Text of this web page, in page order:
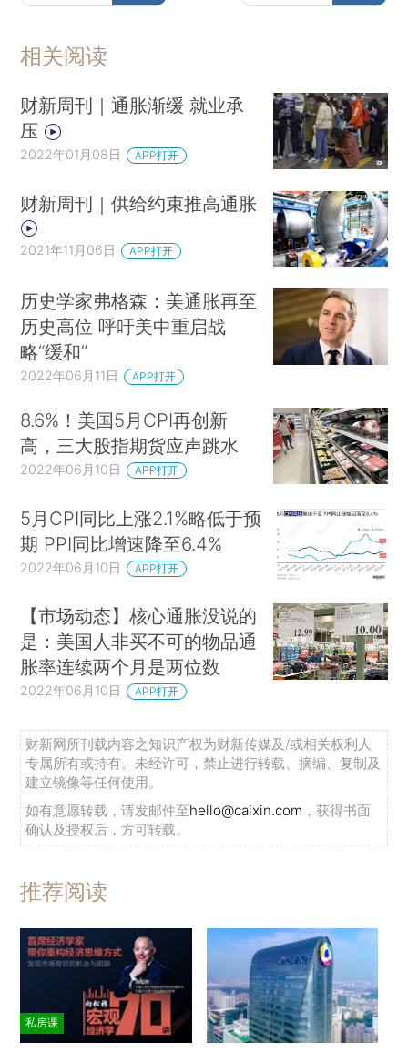
相关阅读
财新周刊｜通胀渐缓 就业承
压
2022年01月08日 APP打开
财新周刊｜供给约束推高通胀
2021年11月06日 APP打开
历史学家弗格森：美通胀再至
历史高位 呼吁美中重启战
略“缓和”
2022年06月11日 APP打开
8.6%！美国5月CPI再创新
高，三大股指期货应声跳水
2022年06月10日 APP打开
5月CPI同比上涨2.1%略低于预
期 PPI同比增速降至6.4%
2022年06月10日 APP打开
【市场动态】核心通胀没说的
是：美国人非买不可的物品通
胀率连续两个月是两位数
2022年06月10日 APP打开
财新网所刊载内容之知识产权为财新传媒及/或相关权利人
专属所有或持有。未经许可，禁止进行转载、摘编、复制及
建立镜像等任何使用。
如有意愿转载，请发邮件至hello@caixin.com ，获得书面
确认及授权后，方可转载。
推荐阅读
私房课